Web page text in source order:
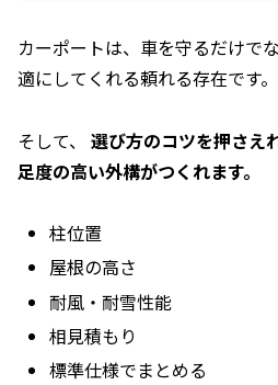
カーポートは、車を守るだけで
適にしてくれる頼れる存在です。
そして、 選び方のコツを押さえ
足度の高い外構がつくれます。
柱位置
屋根の高さ
耐風・耐雪性能
相見積もり
標準仕様でまとめる